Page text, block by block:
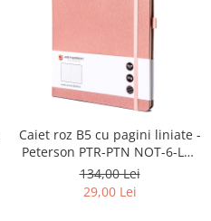
Caiet roz B5 cu pagini liniate -
Peterson PTR-PTN NOT-6-LN-
Q1-8709
134,00 Lei
29,00 Lei